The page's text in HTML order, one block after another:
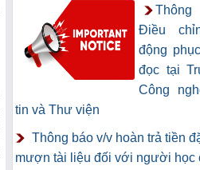
Khai mạc Khóa học “Trí tuệ
cho chuyên gia thông tin và thư
Điều
động
đọc tại
Công
tin và Thư viện
Thông báo v/v hoàn trả tiền
mượn tài liệu đối với người học